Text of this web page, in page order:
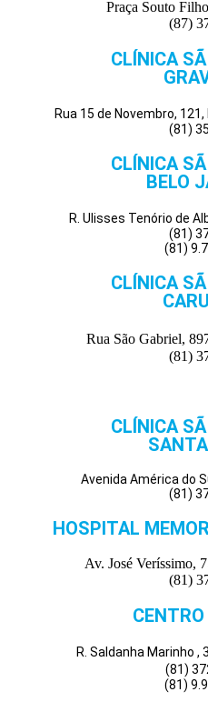
Praça Souto
(87)
CLÍNICA
Rua 15 de Novembro,
(81)
CLÍNICA
BELO
R. Ulisses Tenório de
(81)
(81)
CLÍNICA
Rua São Gabriel,
(81)
CLÍNICA
Avenida América do
(81)
HOSPITAL
Av. José Veríssimo,
(81)
R. Saldanha Marinho ,
(81)
(81)